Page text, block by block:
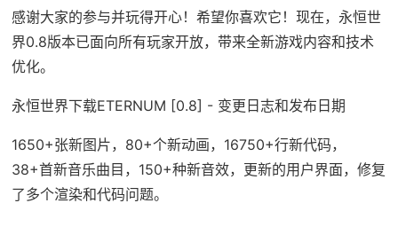
感谢大家的参与并玩得开心！希望你喜欢它！现在，永恒世
界0.8版本已面向所有玩家开放，带来全新游戏内容和技术
优化。
永恒世界下载ETERNUM [0.8] - 变更日志和发布日期
1650+张新图片，80+个新动画，16750+行新代码，
38+首新音乐曲目，150+种新音效，更新的用户界面，修复
了多个渲染和代码问题。